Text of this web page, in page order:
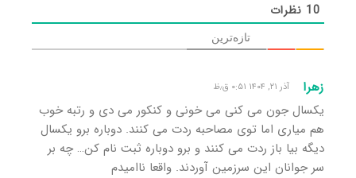
10 نظرات
تازه‌ترین
زهرا آذر ۲۱, ۱۴۰۴ ۰:۵۱ ق٫ظ
یکسال جون می کنی می خونی و کنکور می دی و رتبه خوب
هم میاری اما توی مصاحبه ردت می کنند. دوباره برو یکسال
دیگه بیا باز ردت می کنند و برو دوباره ثبت نام کن… چه بر
سر جوانان این سرزمین آوردند. واقعا ناامیدم